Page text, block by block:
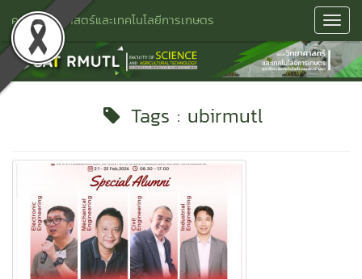
คณะวิทยาศาสตร์และเทคโนโลยีการเกษตร
Tags : ubirmutl